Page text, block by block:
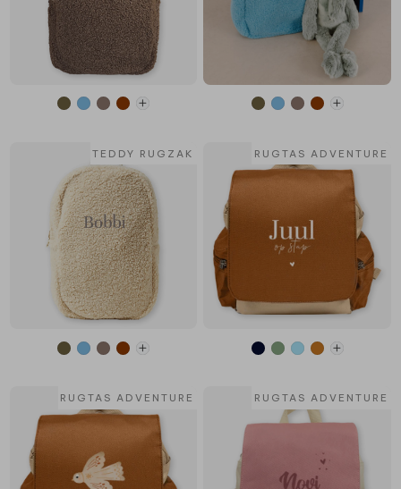
TEDDY RUGZAK RUGTAS ADVENTURE
RUGTAS ADVENTURE RUGTAS ADVENTURE